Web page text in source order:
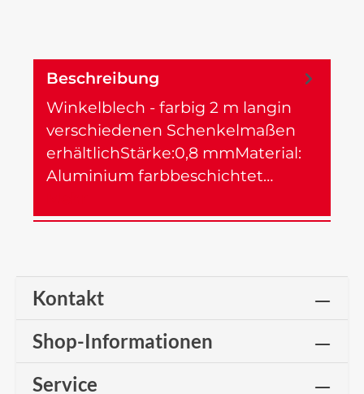
Beschreibung
Winkelblech - farbig 2 m langin
verschiedenen Schenkelmaßen
erhältlichStärke:0,8 mmMaterial:
Aluminium farbbeschichtet…
Kontakt
Shop-Informationen
Service